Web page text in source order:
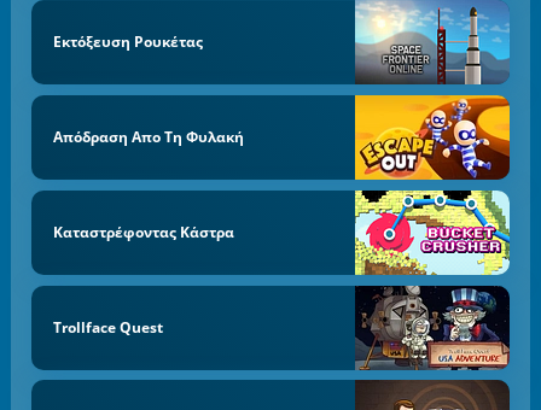
Εκτόξευση Ρουκέτας
Απόδραση Απο Τη Φυλακή
Καταστρέφοντας Κάστρα
Trollface Quest